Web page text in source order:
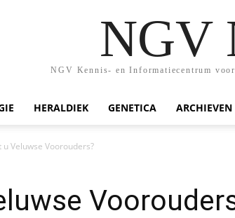
NGV
NGV Kennis- en Informatiecentrum
HERALDIEK GENETICA ARCHIEVEN
u Veluwse Voorouders?